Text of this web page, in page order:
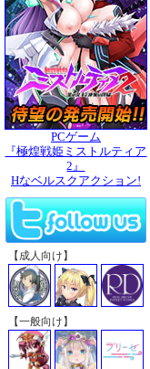
PCゲーム
『極煌戦姫ミストルティア
2』
Hなベルスクアクション!
【成人向け】
【一般向け】